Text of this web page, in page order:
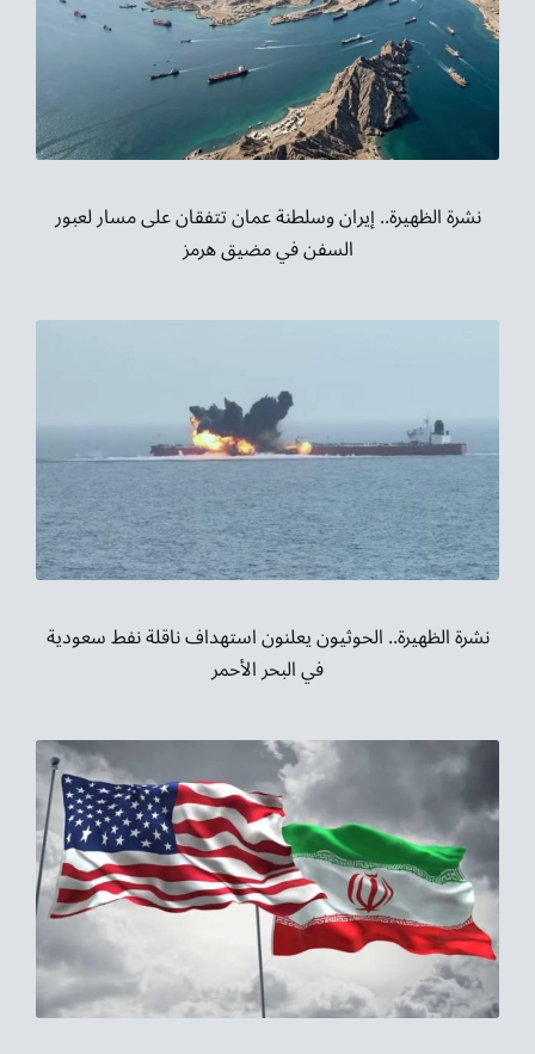
نشرة الظهيرة.. إيران وسلطنة عمان تتفقان على مسار لعبور
السفن في مضيق هرمز
نشرة الظهيرة.. الحوثيون يعلنون استهداف ناقلة نفط سعودية
في البحر الأحمر